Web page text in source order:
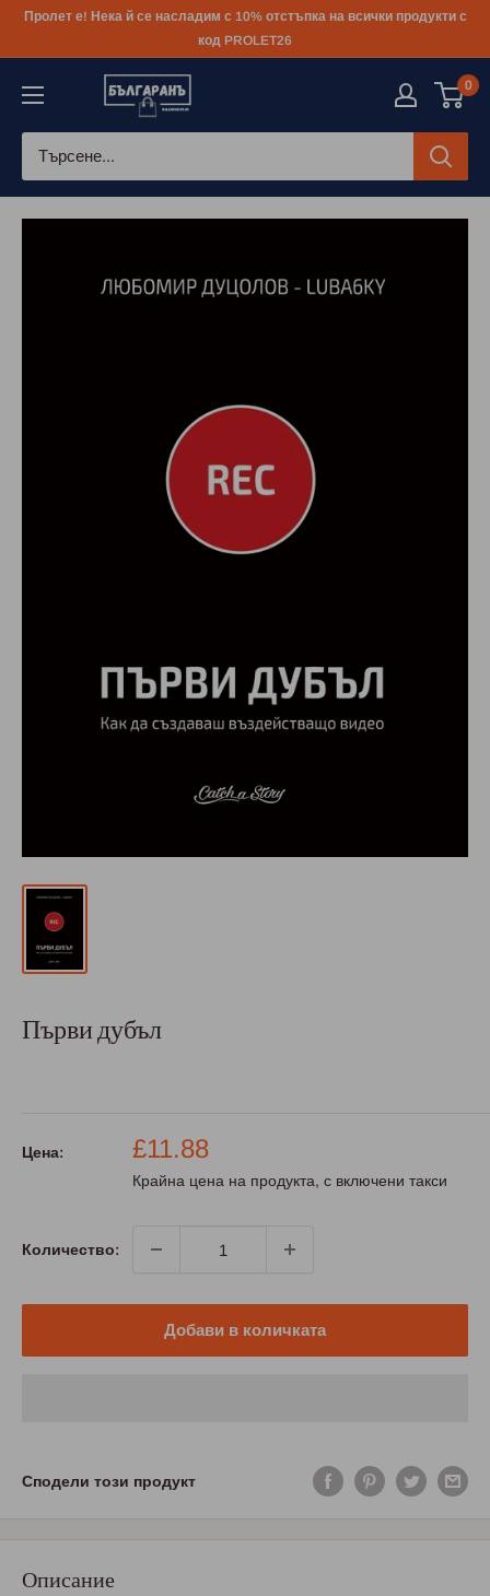
КъмПролет е! Нека й се насладим с 10% отстъпка на всички продукти с
код PROLET26
0
Първи дубъл
Цена:
Промо
цена
£11.88
Крайна цена на продукта, с включени такси
Количество:
Добави в количката
Сподели този продукт
Описание